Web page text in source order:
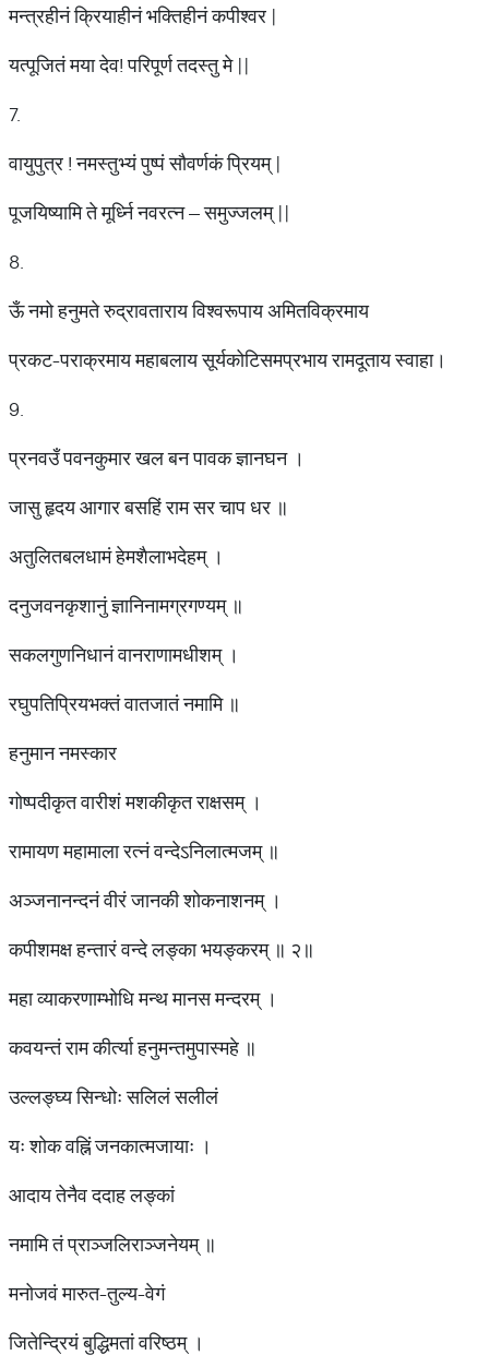
मन्त्रहीनं क्रियाहीनं भक्तिहीनं कपीश्वर |
यत्पूजितं मया देव! परिपूर्ण तदस्तु मे ||
7.
वायुपुत्र ! नमस्तुभ्यं पुष्पं सौवर्णकं प्रियम् |
पूजयिष्यामि ते मूर्ध्नि नवरत्न – समुज्जलम् ||
8.
ऊँ नमो हनुमते रुद्रावताराय विश्वरूपाय अमितविक्रमाय
प्रकट-पराक्रमाय महाबलाय सूर्यकोटिसमप्रभाय रामदूताय स्वाहा।
9.
प्रनवउँ पवनकुमार खल बन पावक ज्ञानघन ।
जासु हृदय आगार बसहिं राम सर चाप धर ॥
अतुलितबलधामं हेमशैलाभदेहम् ।
दनुजवनकृशानुं ज्ञानिनामग्रगण्यम् ॥
सकलगुणनिधानं वानराणामधीशम् ।
रघुपतिप्रियभक्तं वातजातं नमामि ॥
हनुमान नमस्कार
गोष्पदीकृत वारीशं मशकीकृत राक्षसम् ।
रामायण महामाला रत्नं वन्देऽनिलात्मजम् ॥
अञ्जनानन्दनं वीरं जानकी शोकनाशनम् ।
कपीशमक्ष हन्तारं वन्दे लङ्का भयङ्करम् ॥ २॥
महा व्याकरणाम्भोधि मन्थ मानस मन्दरम् ।
कवयन्तं राम कीर्त्या हनुमन्तमुपास्महे ॥
उल्लङ्घ्य सिन्धोः सलिलं सलीलं
यः शोक वह्निं जनकात्मजायाः ।
आदाय तेनैव ददाह लङ्कां
नमामि तं प्राञ्जलिराञ्जनेयम् ॥
मनोजवं मारुत-तुल्य-वेगं
जितेन्द्रियं बुद्धिमतां वरिष्ठम् ।